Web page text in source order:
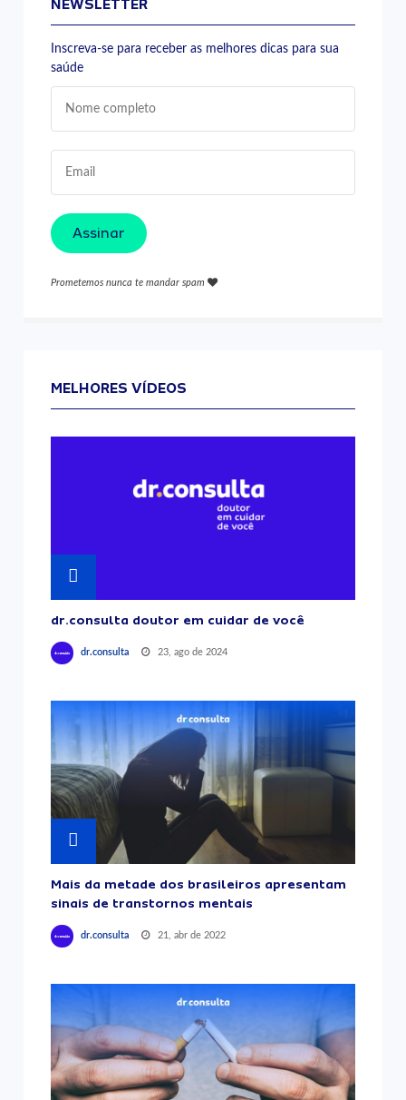
NEWSLETTER
Inscreva-se para receber as melhores dicas para sua
saúde
Assinar
Prometemos nunca te mandar spam
MELHORES VÍDEOS
dr.consulta doutor em cuidar de você
dr.consulta 23, ago de 2024
Mais da metade dos brasileiros apresentam
sinais de transtornos mentais
dr.consulta 21, abr de 2022